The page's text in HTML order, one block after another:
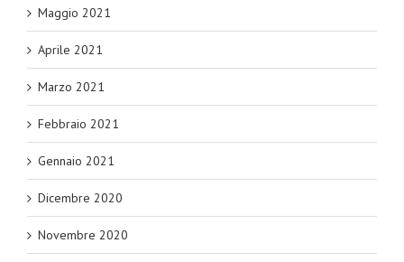
Maggio 2021
Aprile 2021
Marzo 2021
Febbraio 2021
Gennaio 2021
Dicembre 2020
Novembre 2020